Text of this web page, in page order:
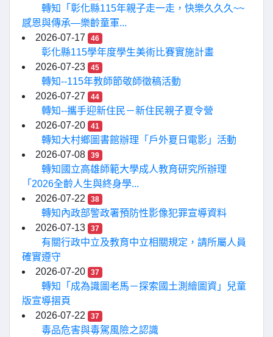
轉知「彰化縣115年親子走一走，快樂久久久~~
感恩與傳承—樂齡童軍...
2026-07-17
46
彰化縣115學年度學生美術比賽實施計畫
2026-07-23
45
轉知--115年教師節敬師徵稿活動
2026-07-27
44
轉知--攜手迎新住民－新住民親子夏令營
2026-07-20
41
轉知大村鄉圖書館辦理「戶外夏日電影」活動
2026-07-08
39
轉知國立高雄師範大學成人教育研究所辦理
「2026全齡人生與終身學...
2026-07-22
38
轉知內政部警政署預防性影像犯罪宣導資料
2026-07-13
37
有關行政中立及教育中立相關規定，請所屬人員
確實遵守
2026-07-20
37
轉知「成為識圖老馬－探索國土測繪圖資」兒童
版宣導摺頁
2026-07-22
37
毒品危害與毒駕風險之認識